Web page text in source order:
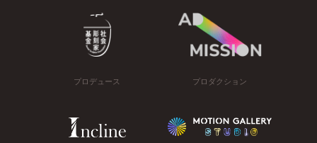
プロデュース プロダクション